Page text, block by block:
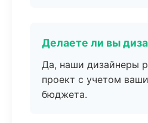
Делаете ли вы
Да, наши дизайнеры
проект с учетом
бюджета.